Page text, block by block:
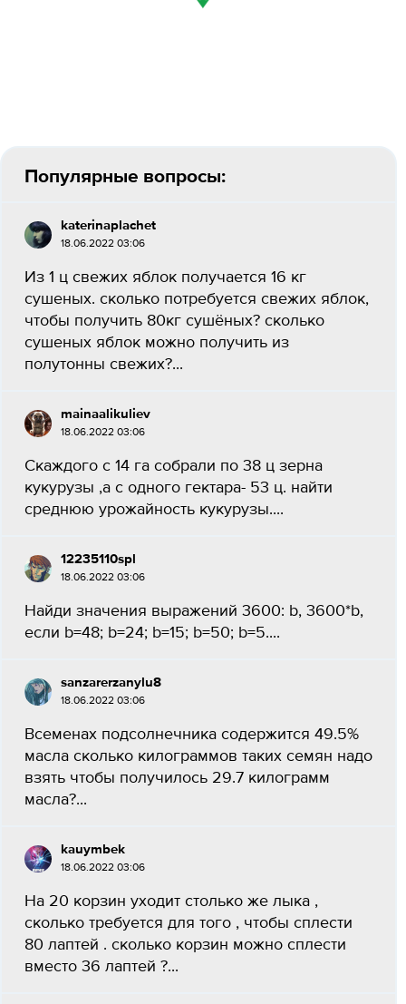
Популярные вопросы:
katerinaplachet
18.06.2022 03:06
Из 1 ц свежих яблок получается 16 кг
сушеных. сколько потребуется свежих яблок,
чтобы получить 80кг сушёных? сколько
сушеных яблок можно получить из
полутонны свежих?...
mainaalikuliev
18.06.2022 03:06
Скаждого с 14 га собрали по 38 ц зерна
кукурузы ,а с одного гектара- 53 ц. найти
среднюю урожайность кукурузы....
12235110spl
18.06.2022 03:06
Найди значения выражений 3600: b, 3600*b,
если b=48; b=24; b=15; b=50; b=5....
sanzarerzanylu8
18.06.2022 03:06
Всеменах подсолнечника содержится 49.5%
масла сколько килограммов таких семян надо
взять чтобы получилось 29.7 килограмм
масла?...
kauymbek
18.06.2022 03:06
На 20 корзин уходит столько же лыка ,
сколько требуется для того , чтобы сплести
80 лаптей . сколько корзин можно сплести
вместо 36 лаптей ?...